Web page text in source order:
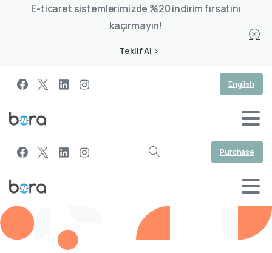
E-ticaret sistemlerimizde %20 indirim fırsatını
kaçırmayın!
Teklif Al >
English
Purchase